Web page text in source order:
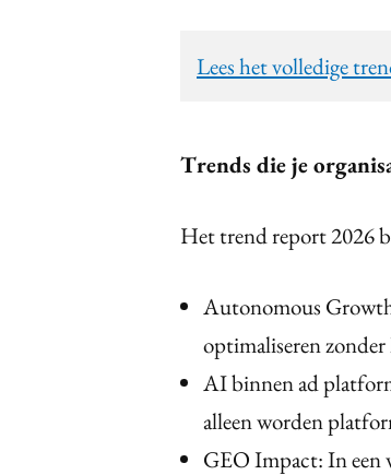
Lees het volledige
Trends die je
Het trend report 2026
Autonomous
optimaliseren
AI binnen ad
alleen worden
GEO Impact: In een